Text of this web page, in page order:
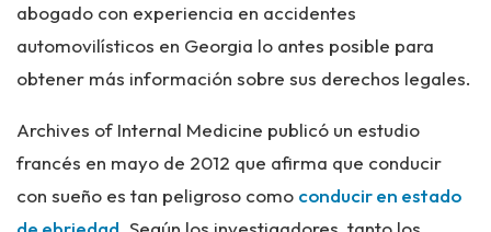
abogado con experiencia en accidentes
automovilísticos en Georgia lo antes posible para
obtener más información sobre sus derechos legales.
Archives of Internal Medicine publicó un estudio
francés en mayo de 2012 que afirma que conducir
con sueño es tan peligroso como conducir en estado